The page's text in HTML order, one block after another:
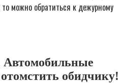
можно обратиться к дежурному
Автомобильные
обидчику!